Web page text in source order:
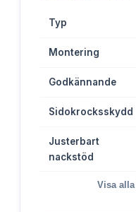
Typ
Montering
Godkännande
Sidokrocksskydd
Justerbart
nackstöd
Visa alla